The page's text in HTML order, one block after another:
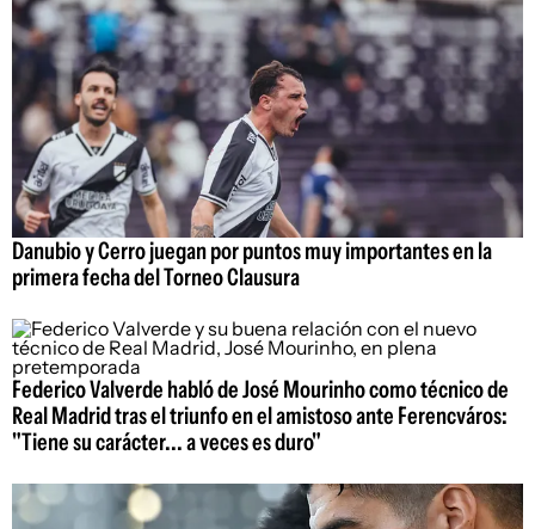
Danubio y Cerro juegan por puntos muy importantes en la
primera fecha del Torneo Clausura
Federico Valverde habló de José Mourinho como técnico de
Real Madrid tras el triunfo en el amistoso ante Ferencváros:
"Tiene su carácter... a veces es duro"